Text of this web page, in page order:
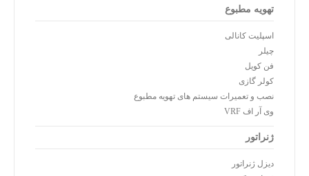
تهویه مطبوع
اسپلیت کانالی
چیلر
فن کویل
کولر گازی
نصب و تعمیرات سیستم های تهویه مطبوع
وی آر اف VRF
ژنراتور
دیزل ژنراتور